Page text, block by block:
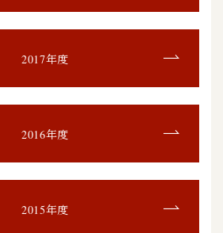
2017年度
2016年度
2015年度